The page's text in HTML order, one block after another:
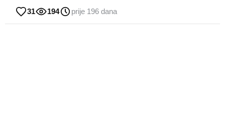
31 194 prije 196 dana